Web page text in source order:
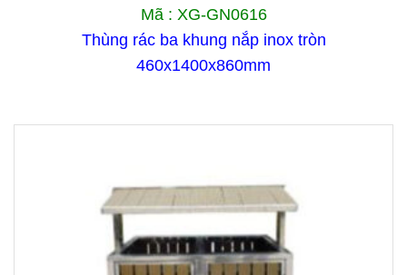
Mã : XG-GN0616
Thùng rác ba khung nắp inox tròn
460x1400x860mm